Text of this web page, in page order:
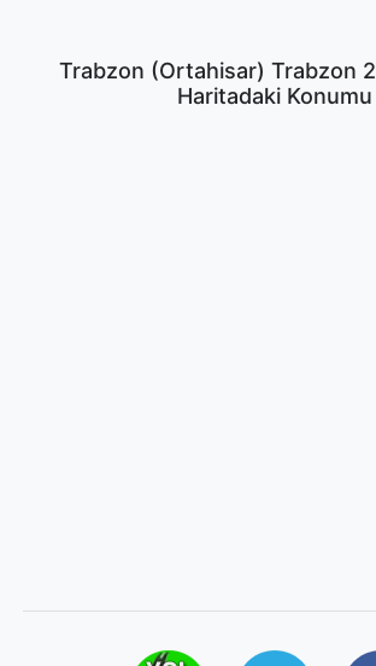
Trabzon (Ortahisar) Trabzon
Haritadaki Konumu